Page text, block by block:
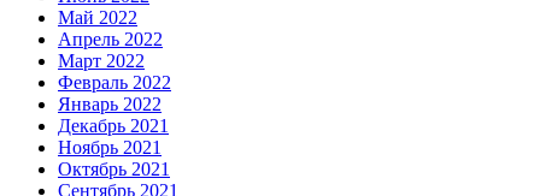
Май 2022
Апрель 2022
Март 2022
Февраль 2022
Январь 2022
Декабрь 2021
Ноябрь 2021
Октябрь 2021
Сентябрь 2021